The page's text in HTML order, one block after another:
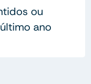
ou
ano